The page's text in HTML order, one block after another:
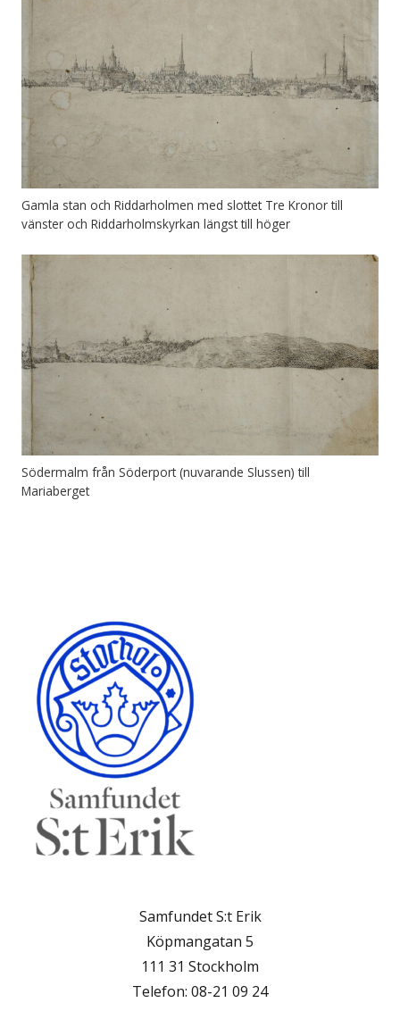
Gamla stan och Riddarholmen med slottet Tre Kronor till
vänster och Riddarholmskyrkan längst till höger
Södermalm från Söderport (nuvarande Slussen) till
Mariaberget
Samfundet S:t Erik
Köpmangatan 5
111 31 Stockholm
Telefon: 08-21 09 24